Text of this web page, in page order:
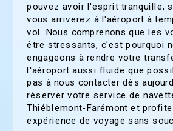
pouvez avoir l'esprit tranquille,
vous arriverez à l'aéroport à
vol. Nous comprenons que les
être stressants, c'est pourquoi
engageons à rendre votre
l'aéroport aussi fluide que
pas à nous contacter dès
réserver votre service de
Thiéblemont-Farémont et
expérience de voyage sans